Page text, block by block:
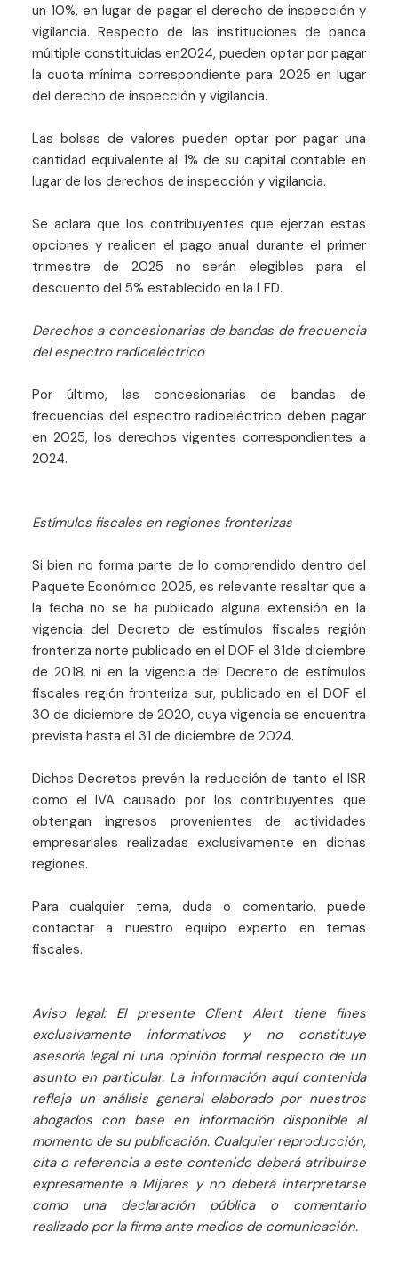
un 10%, en lugar de pagar el derecho de inspección y
vigilancia. Respecto de las instituciones de banca
múltiple constituidas en2024, pueden optar por pagar
la cuota mínima correspondiente para 2025 en lugar
del derecho de inspección y vigilancia.
Las bolsas de valores pueden optar por pagar una
cantidad equivalente al 1% de su capital contable en
lugar de los derechos de inspección y vigilancia.
Se aclara que los contribuyentes que ejerzan estas
opciones y realicen el pago anual durante el primer
trimestre de 2025 no serán elegibles para el
descuento del 5% establecido en la LFD.
Derechos a concesionarias de bandas de frecuencia
del espectro radioeléctrico
Por último, las concesionarias de bandas de
frecuencias del espectro radioeléctrico deben pagar
en 2025, los derechos vigentes correspondientes a
2024.
Estímulos fiscales en regiones fronterizas
Si bien no forma parte de lo comprendido dentro del
Paquete Económico 2025, es relevante resaltar que a
la fecha no se ha publicado alguna extensión en la
vigencia del Decreto de estímulos fiscales región
fronteriza norte publicado en el DOF el 31de diciembre
de 2018, ni en la vigencia del Decreto de estímulos
fiscales región fronteriza sur, publicado en el DOF el
30 de diciembre de 2020, cuya vigencia se encuentra
prevista hasta el 31 de diciembre de 2024.
Dichos Decretos prevén la reducción de tanto el ISR
como el IVA causado por los contribuyentes que
obtengan ingresos provenientes de actividades
empresariales realizadas exclusivamente en dichas
regiones.
Para cualquier tema, duda o comentario, puede
contactar a nuestro equipo experto en temas
fiscales.
Aviso legal: El presente Client Alert tiene fines
exclusivamente informativos y no constituye
asesoría legal ni una opinión formal respecto de un
asunto en particular. La información aquí contenida
refleja un análisis general elaborado por nuestros
abogados con base en información disponible al
momento de su publicación. Cualquier reproducción,
cita o referencia a este contenido deberá atribuirse
expresamente a Mijares y no deberá interpretarse
como una declaración pública o comentario
realizado por la firma ante medios de comunicación.